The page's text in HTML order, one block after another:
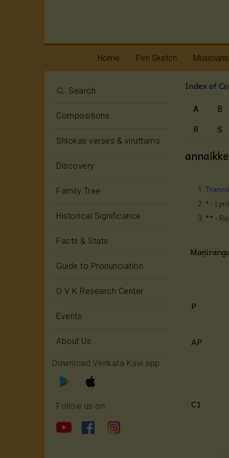
Home Pen Sketch
Melody
Rhythm
Search
Compositions
Shlokas verses & viruttams
Discovery
Family Tree
Historical Significance
Facts & Stats
Guide to Pronunciation
O V K Research Center
Events
About Us
Download Venkata Kavi app
Follow us on
Index of
A B
R S
* -
** -
P
AP
C1